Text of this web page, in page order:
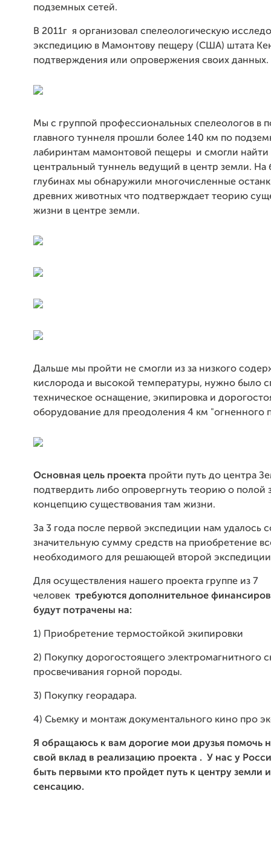
подземных сетей.
В 2011г я организовал спелеологическую
экспедицию в Мамонтову пещеру (США) штата
подтверждения или опровержения своих данных.
Мы c группой профессиональных спелеологов в
главного туннеля прошли более 140 км по
лабиринтам мамонтовой пещеры и смогли найти
центральный туннель ведущий в центр земли. На
глубинах мы обнаружили многочисленные
древних животных что подтверждает теорию
жизни в центре земли.
Дальше мы пройти не смогли из за низкого
кислорода и высокой температуры, нужно было
техническое оснащение, экипировка и
оборудование для преодоления 4 км "огненного
Основная цель проекта пройти путь до центра
подтвердить либо опровергнуть теорию о полой
концепцию существования там жизни.
За 3 года после первой экспедиции нам удалось
значительную сумму средств на приобретение
необходимого для решающей второй
Для осуществления нашего проекта группе из 7
человек требуются дополнительное
будут потрачены на:
1) Приобретение термостойкой экипировки
2) Покупку дорогостоящего электромагнитного
просвечивания горной породы.
3) Покупку георадара.
4) Сьемку и монтаж документального кино про
Я обращаюсь к вам дорогие мои друзья помочь
свой вклад в реализацию проекта . У нас у
быть первыми кто пройдет путь к центру земли
сенсацию.